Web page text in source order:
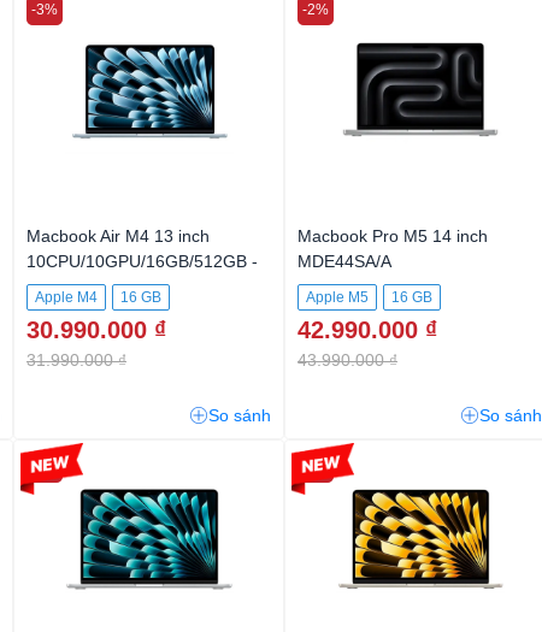
Macbook Air M4 13 inch
10CPU/10GPU/16GB/512GB -
Sky Blue
Apple M4 16 GB
30.990.000 ₫
31.990.000 ₫
-3%
So sánh
Macbook Pro M5 14 inch
MDE44SA/A
Apple M5
16 GB
512GB SSD
42.990.000 ₫
43.990.000 ₫
-2%
So sánh
-5% -5%